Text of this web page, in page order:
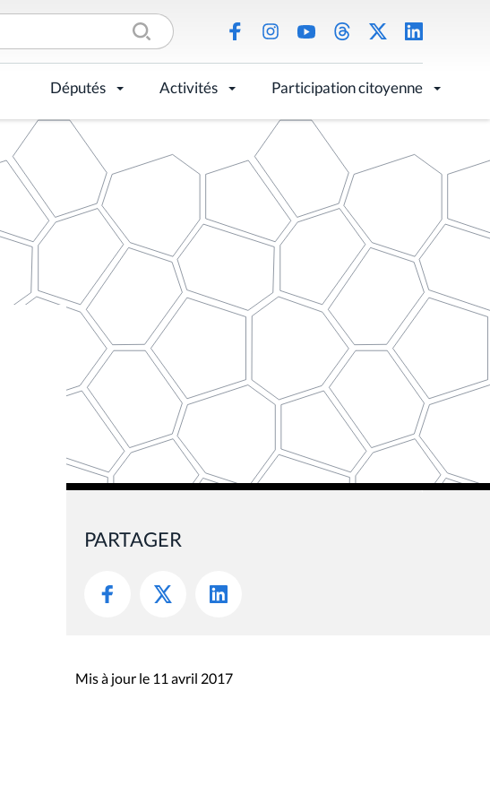
Députés Activités Participation citoyenne
PARTAGER
Mis à jour le 11 avril 2017